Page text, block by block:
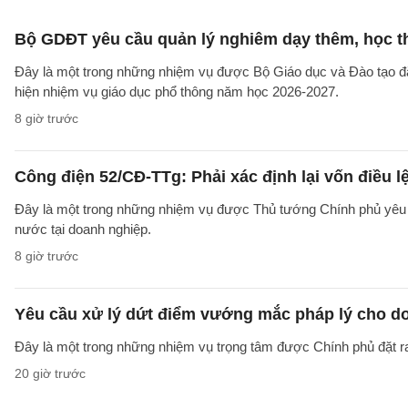
Bộ GDĐT yêu cầu quản lý nghiêm dạy thêm, học
Đây là một trong những nhiệm vụ được Bộ Giáo dục và Đào tạo
hiện nhiệm vụ giáo dục phổ thông năm học 2026-2027.
8 giờ trước
Công điện 52/CĐ-TTg: Phải xác định lại vốn điều
Đây là một trong những nhiệm vụ được Thủ tướng Chính phủ
nước tại doanh nghiệp.
8 giờ trước
Yêu cầu xử lý dứt điểm vướng mắc pháp lý cho
Đây là một trong những nhiệm vụ trọng tâm được Chính phủ đặt
20 giờ trước